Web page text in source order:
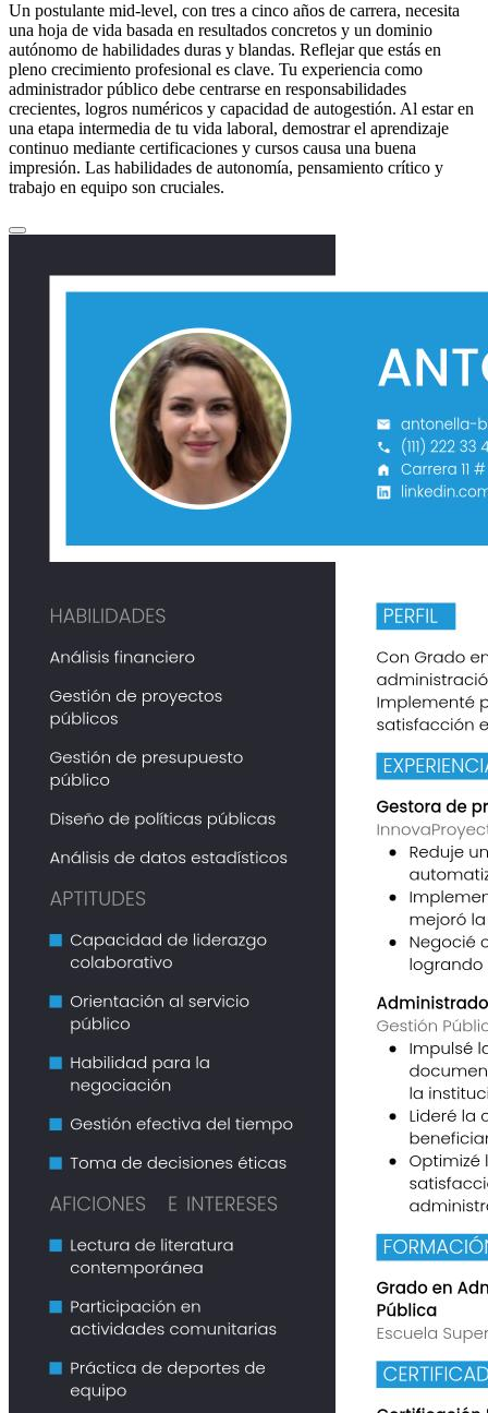
Un postulante mid-level, con tres a cinco años de carrera, necesita
una hoja de vida basada en resultados concretos y un dominio
autónomo de habilidades duras y blandas. Reflejar que estás en
pleno crecimiento profesional es clave. Tu experiencia como
administrador público debe centrarse en responsabilidades
crecientes, logros numéricos y capacidad de autogestión. Al estar en
una etapa intermedia de tu vida laboral, demostrar el aprendizaje
continuo mediante certificaciones y cursos causa una buena
impresión. Las habilidades de autonomía, pensamiento crítico y
trabajo en equipo son cruciales.